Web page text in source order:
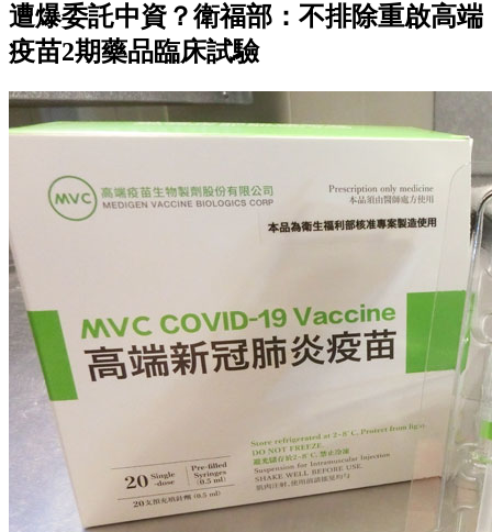
遭爆委託中資？衛福部：不排除重啟高端
疫苗2期藥品臨床試驗